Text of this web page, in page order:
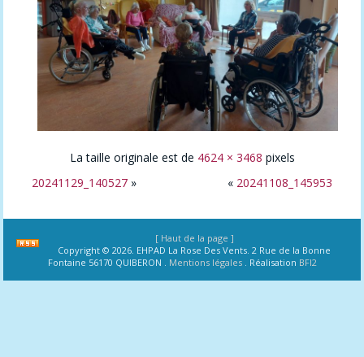
La taille originale est de 4624 × 3468 pixels
20241129_140527 » « 20241108_145953
[ Haut de la page ]
Copyright © 2026. EHPAD La Rose Des Vents. 2 Rue de la Bonne
Fontaine 56170 QUIBERON . Mentions légales. Réalisation BFI2